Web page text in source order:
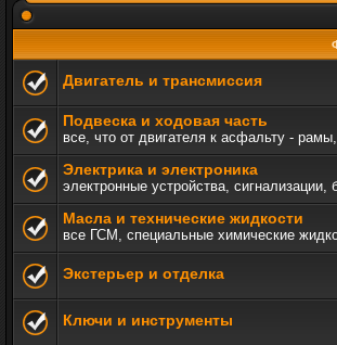
Двигатель и трансмиссия
Подвеска и ходовая часть
все, что от двигателя к асфальту -
Электрика и электроника
электронные устройства,
Масла и технические жидкости
все ГСМ, специальные химические
Экстерьер и отделка
Ключи и инструменты